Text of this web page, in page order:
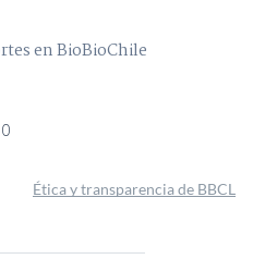
en BioBioChile
Ética y transparencia de BBCL